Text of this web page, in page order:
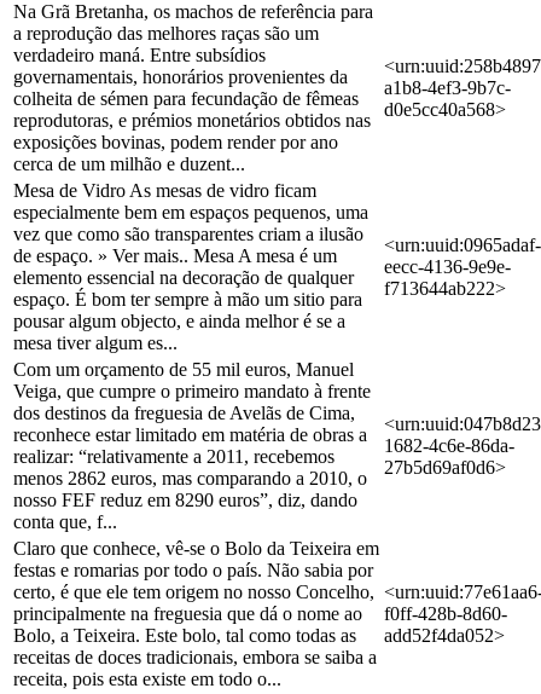
Na Grã Bretanha, os machos de referência para
a reprodução das melhores raças são um
verdadeiro maná. Entre subsídios
governamentais, honorários provenientes da
colheita de sémen para fecundação de fêmeas
reprodutoras, e prémios monetários obtidos nas
exposições bovinas, podem render por ano
cerca de um milhão e duzent...
a1b8-4ef3-9b7c-
d0e5cc40a568>
Mesa de Vidro As mesas de vidro ficam
especialmente bem em espaços pequenos, uma
vez que como são transparentes criam a ilusão
de espaço. » Ver mais.. Mesa A mesa é um
elemento essencial na decoração de qualquer
espaço. É bom ter sempre à mão um sitio para
pousar algum objecto, e ainda melhor é se a
mesa tiver algum es...
<urn:uuid:0965adaf-
eecc-4136-9e9e-
f713644ab222>
Com um orçamento de 55 mil euros, Manuel
Veiga, que cumpre o primeiro mandato à frente
dos destinos da freguesia de Avelãs de Cima,
reconhece estar limitado em matéria de obras a
realizar: “relativamente a 2011, recebemos
menos 2862 euros, mas comparando a 2010, o
nosso FEF reduz em 8290 euros”, diz, dando
conta que, f...
1682-4c6e-86da-
27b5d69af0d6>
Claro que conhece, vê-se o Bolo da Teixeira em
festas e romarias por todo o país. Não sabia por
certo, é que ele tem origem no nosso Concelho,
principalmente na freguesia que dá o nome ao
Bolo, a Teixeira. Este bolo, tal como todas as
receitas de doces tradicionais, embora se saiba a
receita, pois esta existe em todo o...
f0ff-428b-8d60-
add52f4da052>